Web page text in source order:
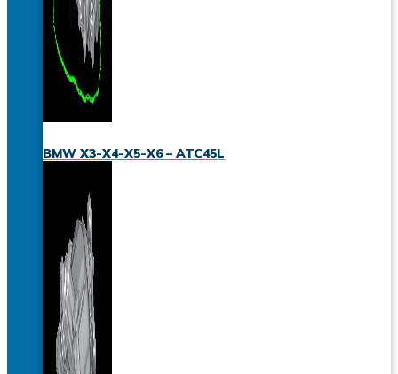
BMW X3-X4-X5-X6 – ATC45L